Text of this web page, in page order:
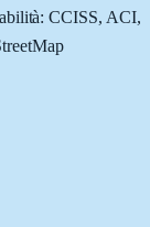
CCISS, ACI,